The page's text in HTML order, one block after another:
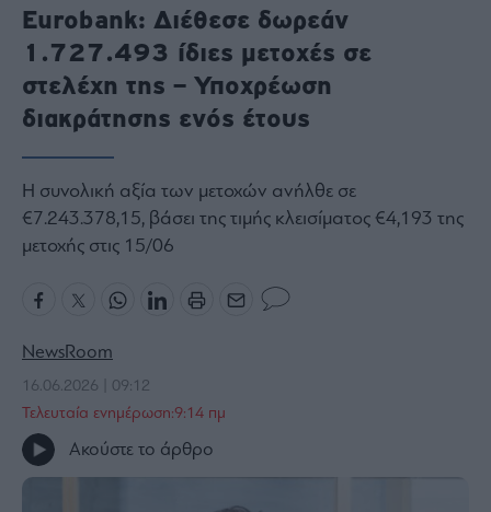
Real
Estate
Ενέργεια
Πολιτική
Πολιτισμός
Κοινωνία
Law
Bloomberg
Financial
The
Wiseman
Room
301
Eurobank: Διέθεσε δωρεάν
1.727.493 ίδιες μετοχές σε
στελέχη της – Υποχρέωση
διακράτησης ενός έτους
Η συνολική αξία των μετοχών ανήλθε σε
€7.243.378,15, βάσει της τιμής κλεισίματος €4,193 της
μετοχής στις 15/06
NewsRoom
16.06.2026 | 09:12
Τελευταία ενημέρωση:9:14 πμ
Ακούστε το άρθρο